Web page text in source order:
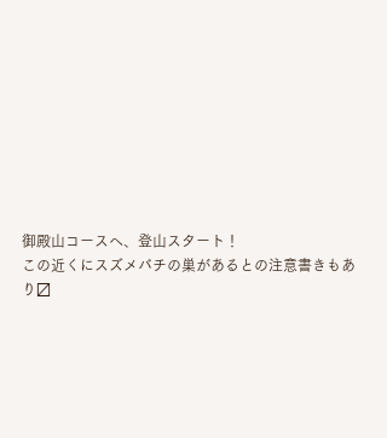
御殿山コースへ、登山スタート！
この近くにスズメバチの巣があるとの注意書きもあ
り〼